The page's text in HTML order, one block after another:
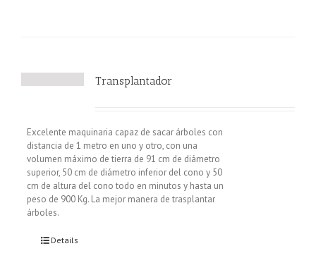
Transplantador
Excelente maquinaria capaz de sacar árboles con
distancia de 1 metro en uno y otro, con una
volumen máximo de tierra de 91 cm de diámetro
superior, 50 cm de diámetro inferior del cono y 50
cm de altura del cono todo en minutos y hasta un
peso de 900 Kg. La mejor manera de trasplantar
árboles.
Details